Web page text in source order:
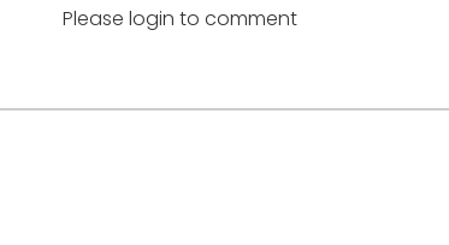
Please login to comment